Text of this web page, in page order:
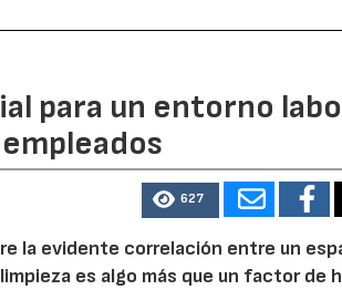
para un entorno
627
la evidente correlación entre un
es algo más que un factor de